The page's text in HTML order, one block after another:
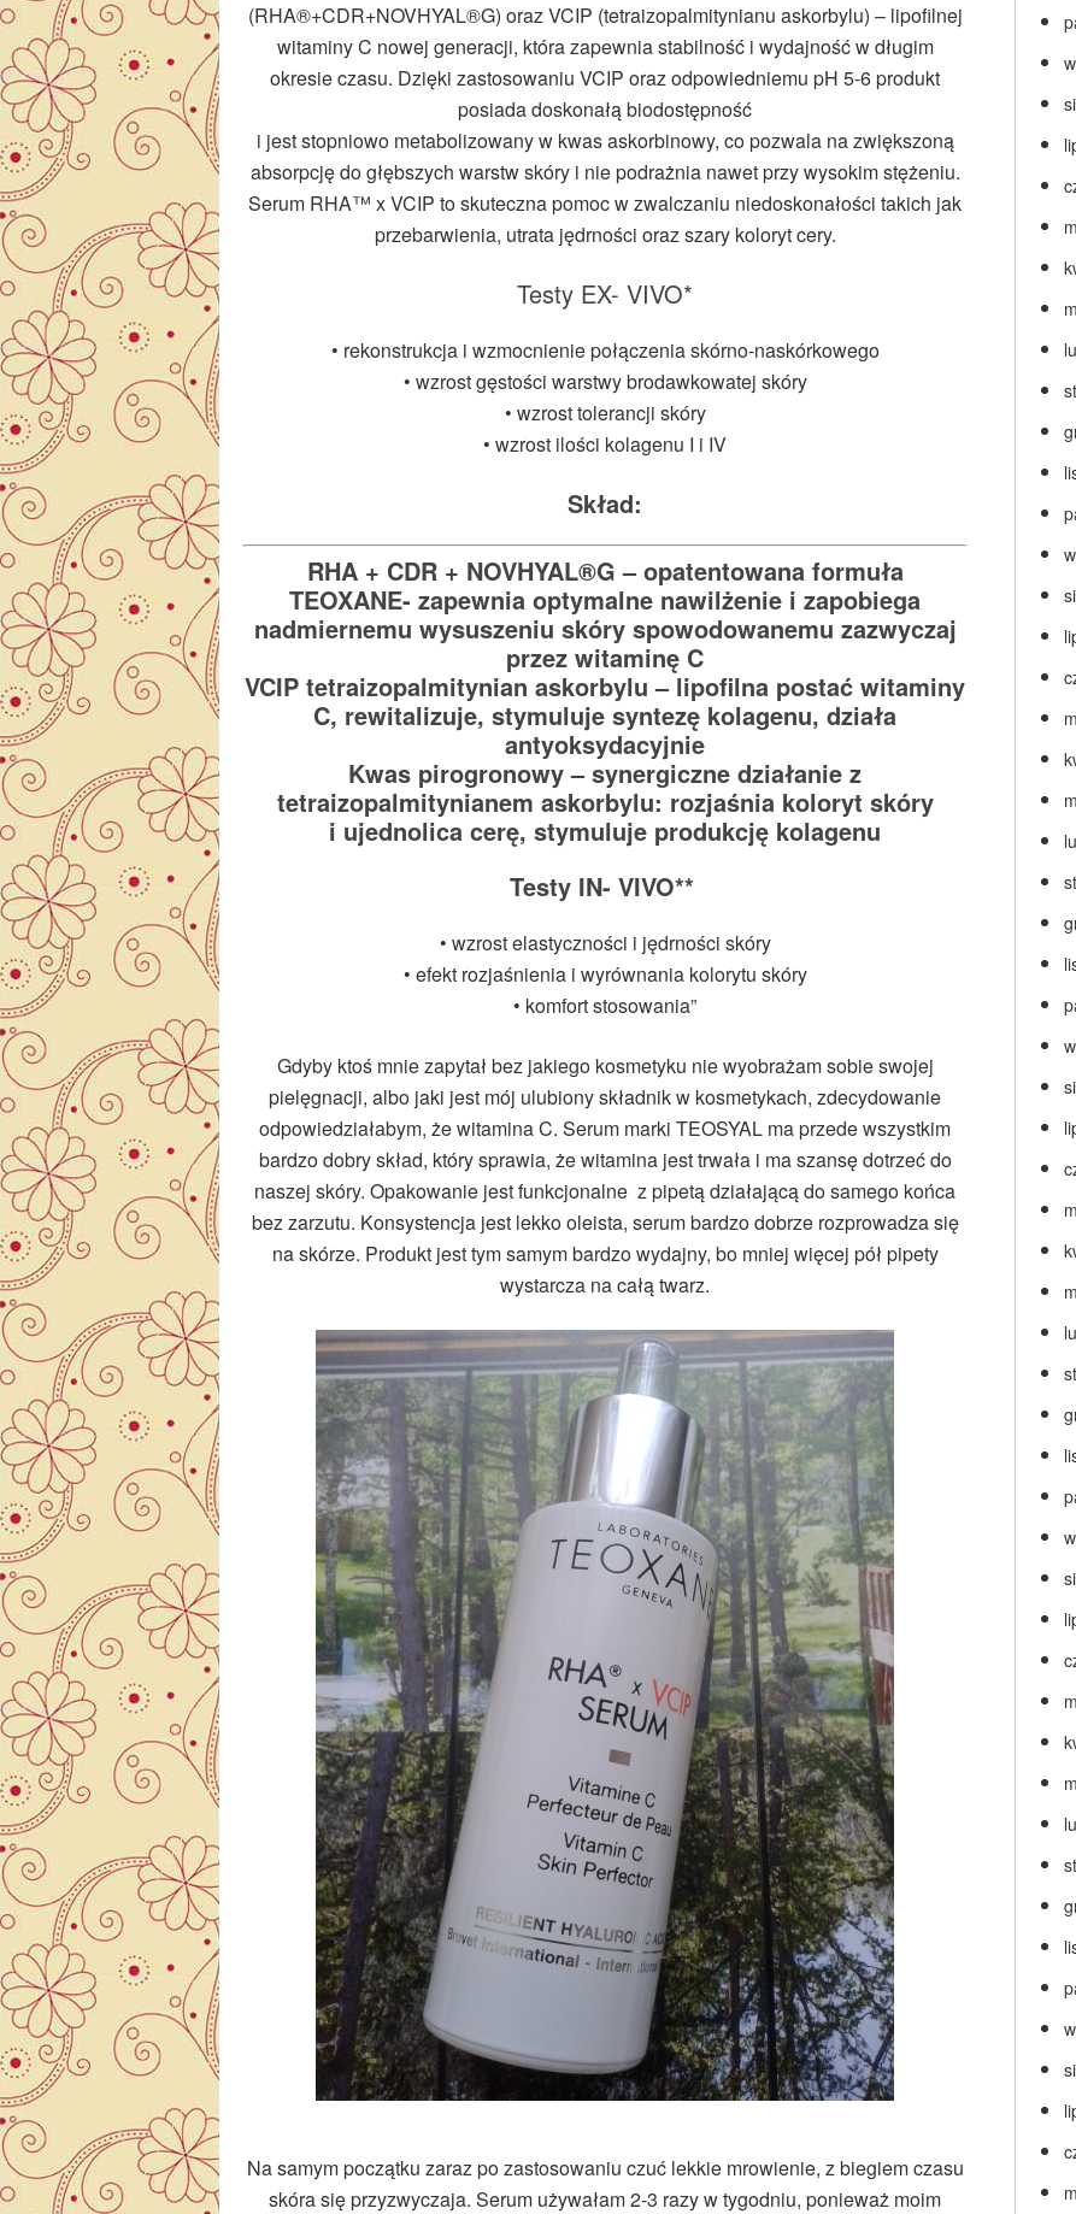
(RHA®+CDR+NOVHYAL®G) oraz VCIP (tetraizopalmitynianu askorbylu) – lipofilnej
witaminy C nowej generacji, która zapewnia stabilność i wydajność w długim
okresie czasu. Dzięki zastosowaniu VCIP oraz odpowiedniemu pH 5-6 produkt
posiada doskonałą biodostępność
i jest stopniowo metabolizowany w kwas askorbinowy, co pozwala na zwiększoną
absorpcję do głębszych warstw skóry i nie podrażnia nawet przy wysokim stężeniu.
Serum RHA™ x VCIP to skuteczna pomoc w zwalczaniu niedoskonałości takich jak
przebarwienia, utrata jędrności oraz szary koloryt cery.
Testy EX- VIVO*
• rekonstrukcja i wzmocnienie połączenia skórno-naskórkowego
• wzrost gęstości warstwy brodawkowatej skóry
• wzrost tolerancji skóry
• wzrost ilości kolagenu I i IV
Skład:
RHA + CDR + NOVHYAL®G – opatentowana formuła
TEOXANE- zapewnia optymalne nawilżenie i zapobiega
nadmiernemu wysuszeniu skóry spowodowanemu zazwyczaj
przez witaminę C
VCIP tetraizopalmitynian askorbylu – lipofilna postać witaminy
C, rewitalizuje, stymuluje syntezę kolagenu, działa
antyoksydacyjnie
Kwas pirogronowy – synergiczne działanie z
tetraizopalmitynianem askorbylu: rozjaśnia koloryt skóry
i ujednolica cerę, stymuluje produkcję kolagenu
Testy IN- VIVO**
• wzrost elastyczności i jędrności skóry
• efekt rozjaśnienia i wyrównania kolorytu skóry
• komfort stosowania”
Gdyby ktoś mnie zapytał bez jakiego kosmetyku nie wyobrażam sobie swojej
pielęgnacji, albo jaki jest mój ulubiony składnik w kosmetykach, zdecydowanie
odpowiedziałabym, że witamina C. Serum marki TEOSYAL ma przede wszystkim
bardzo dobry skład, który sprawia, że witamina jest trwała i ma szansę dotrzeć do
naszej skóry. Opakowanie jest funkcjonalne z pipetą działającą do samego końca
bez zarzutu. Konsystencja jest lekko oleista, serum bardzo dobrze rozprowadza się
na skórze. Produkt jest tym samym bardzo wydajny, bo mniej więcej pół pipety
wystarcza na całą twarz.
Na samym początku zaraz po zastosowaniu czuć lekkie mrowienie, z biegiem czasu
skóra się przyzwyczaja. Serum używałam 2-3 razy w tygodniu, ponieważ moim